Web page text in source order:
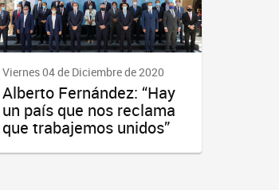
Viernes 04 de Diciembre de 2020
Alberto Fernández: “Hay
un país que nos reclama
que trabajemos unidos”